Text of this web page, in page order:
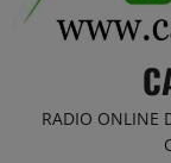
RADIO ONLINE